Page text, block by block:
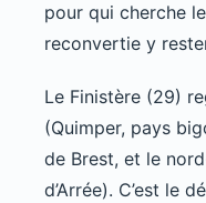
pour qui cherche
reconvertie y
Le Finistère (29)
(Quimper, pays
de Brest, et le
d’Arrée). C’est le